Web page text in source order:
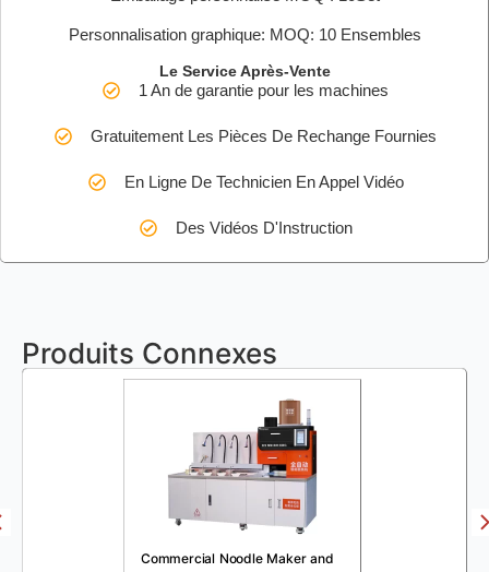
Personnalisation graphique: MOQ: 10 Ensembles
Le Service Après-Vente
1 An de garantie pour les machines
Gratuitement Les Pièces De Rechange Fournies
En Ligne De Technicien En Appel Vidéo
Des Vidéos D'Instruction
Produits Connexes
Commercial Noodle Maker and